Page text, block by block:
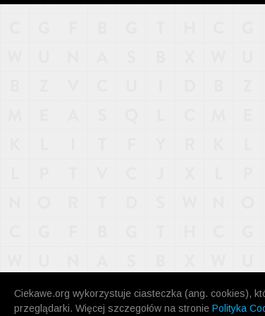
Ciekawe.org wykorzystuje ciasteczka (ang. cookies),
przeglądarki. Więcej szczegołów na stronie Polityka
KONTAKT